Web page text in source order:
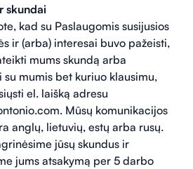
skundai
kad su Paslaugomis susijusios
ir (arba) interesai buvo pažeisti,
mums skundą arba
su mumis bet kuriuo klausimu,
el. laišką adresu
Mūsų komunikacijos
anglų, lietuvių, estų arba rusų.
jūsų skundus ir
jums atsakymą per 5 darbo